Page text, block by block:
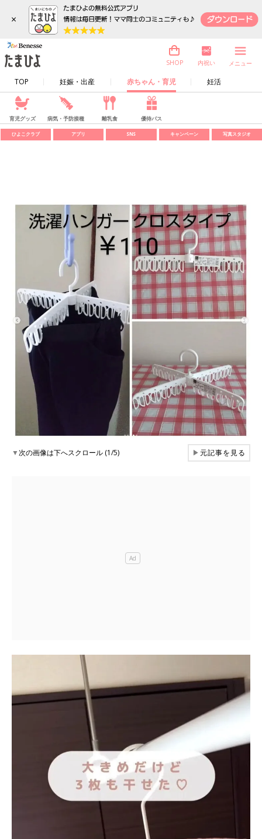
×
TOP 妊娠・出産 赤ちゃん・育児 妊活
SHOP 内祝い メニュー
育児グッズ 病気・予防接種 離乳食 優待パス
ひよこクラブ アプリ SNS キャンペーン 写真スタジオ
▼次の画像は下へスクロール (1/5) ▶元記事を見る